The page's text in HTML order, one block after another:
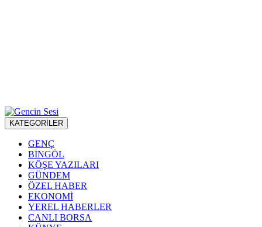
KATEGORİLER
GENÇ
BİNGÖL
KÖŞE YAZILARI
GÜNDEM
ÖZEL HABER
EKONOMİ
YEREL HABERLER
CANLI BORSA